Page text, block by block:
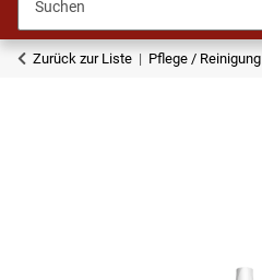
Zurück zur Liste Pflege / Reinigung